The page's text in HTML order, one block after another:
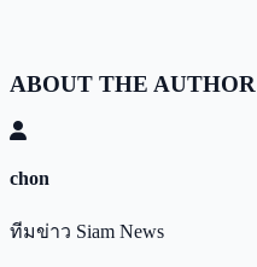
ABOUT THE AUTHOR
chon
ทีมข่าว Siam News